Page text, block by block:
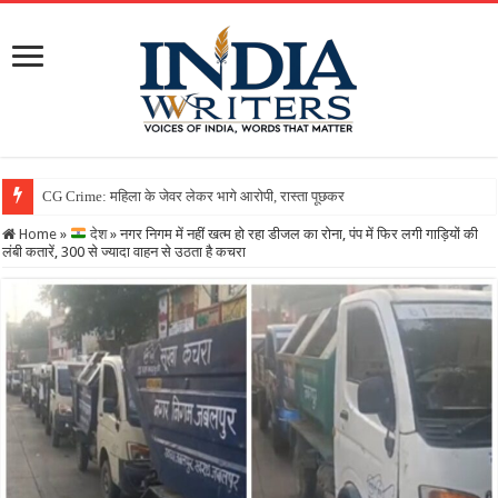
Home » देश » नगर निगम में नहीं खत्म हो रहा डीजल का रोना, पंप में फिर लगी गाड़ियों की
लंबी कतारें, 300 से ज्यादा वाहन से उठता है कचरा